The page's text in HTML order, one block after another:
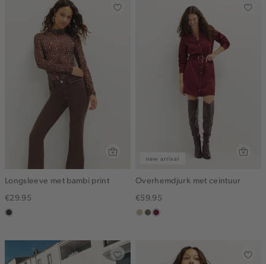
Longsleeve met bambi print
€29.95
choco
new arrival
Overhemdjurk met ceintuur
€59.95
lichtzand
middenbruin
bordeaux